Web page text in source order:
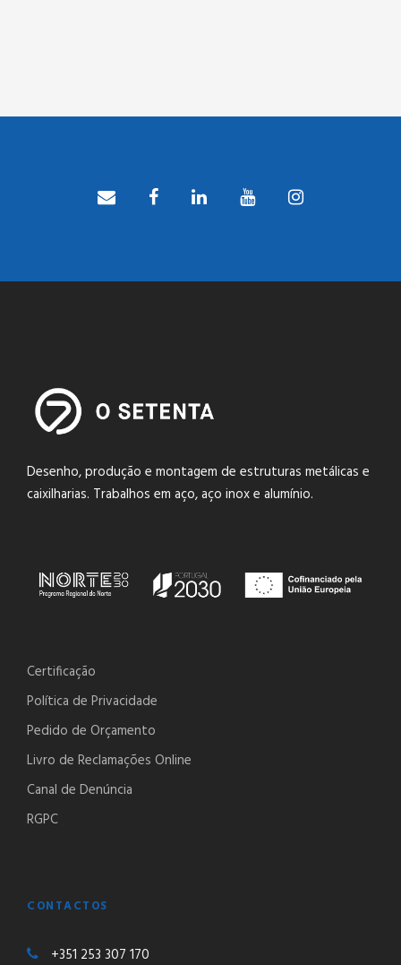
Desenho, produção e montagem de estruturas metálicas e
caixilharias. Trabalhos em aço, aço inox e alumínio.
Certificação
Política de Privacidade
Pedido de Orçamento
Livro de Reclamações Online
Canal de Denúncia
RGPC
CONTACTOS
+351 253 307 170